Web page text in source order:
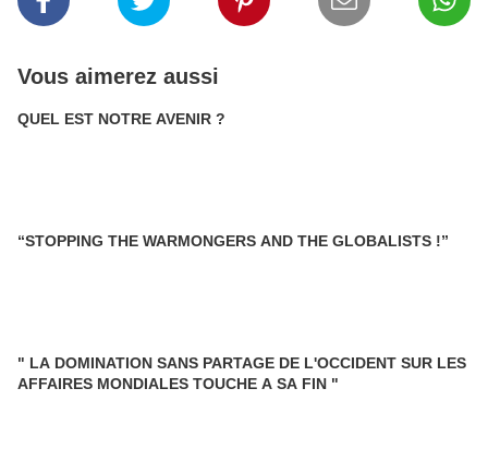
Vous aimerez aussi
QUEL EST NOTRE AVENIR ?
“STOPPING THE WARMONGERS AND THE GLOBALISTS !”
" LA DOMINATION SANS PARTAGE DE L'OCCIDENT SUR LES
AFFAIRES MONDIALES TOUCHE A SA FIN "